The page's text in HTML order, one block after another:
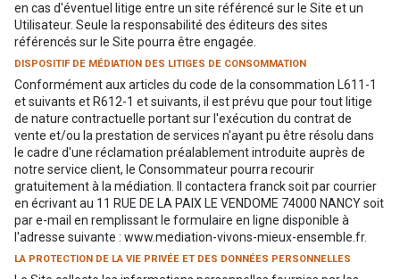
en cas d'éventuel litige entre un site référencé sur le Site et un
Utilisateur. Seule la responsabilité des éditeurs des sites
référencés sur le Site pourra être engagée.
DISPOSITIF DE MÉDIATION DES LITIGES DE CONSOMMATION
Conformément aux articles du code de la consommation L611-1
et suivants et R612-1 et suivants, il est prévu que pour tout litige
de nature contractuelle portant sur l'exécution du contrat de
vente et/ou la prestation de services n'ayant pu être résolu dans
le cadre d'une réclamation préalablement introduite auprès de
notre service client, le Consommateur pourra recourir
gratuitement à la médiation. Il contactera franck soit par courrier
en écrivant au 11 RUE DE LA PAIX LE VENDOME 74000 NANCY soit
par e-mail en remplissant le formulaire en ligne disponible à
l'adresse suivante : www.mediation-vivons-mieux-ensemble.fr.
LA PROTECTION DE LA VIE PRIVÉE ET DES DONNÉES PERSONNELLES